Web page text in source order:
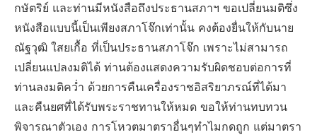
กษัตริย์ และท่านมีหนังสือถึงประธานสภาฯ ขอเปลี่ยนมติซึ่ง
หนังสือแบบนี้เป็นเพียงสภาโจ๊กเท่านั้น คงต้องยื่นให้กับนาย
ณัฐวุฒิ ใสยเกื้อ ที่เป็นประธานสภาโจ๊ก เพราะไม่สามารถ
เปลี่ยนแปลงมติได้ ท่านต้องแสดงความรับผิดชอบต่อการที่
ท่านลงมติคว่ำ ด้วยการคืนเครื่องราชอิสริยาภรณ์ที่ได้มา
และคืนยศที่ได้รับพระราชทานให้หมด ขอให้ท่านทบทวน
พิจารณาตัวเอง การโหวตมาตราอื่นๆทำไมกดถูก แต่มาตรา